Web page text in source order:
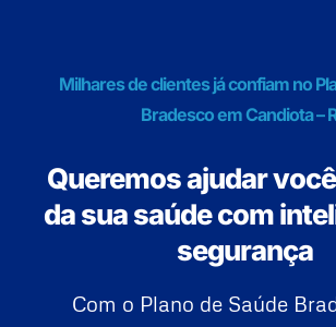
Milhares de clientes já confiam no
Bradesco em Candiota –
Queremos ajudar
da sua saúde com
segurança
Com o Plano de Saúde